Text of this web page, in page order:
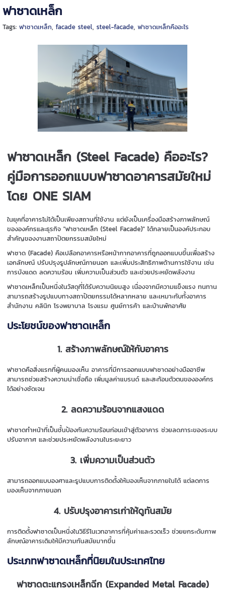
ฟาซาดเหล็ก
Tags: ฟาซาดเหล็ก, facade steel, steel-facade, ฟาซาดเหล็กคืออะไร
ฟาซาดเหล็ก (Steel Facade) คืออะไร?
คู่มือการออกแบบฟาซาดอาคารสมัยใหม่
โดย ONE SIAM
ในยุคที่อาคารไม่ได้เป็นเพียงสถานที่ใช้งาน แต่ยังเป็นเครื่องมือสร้างภาพลักษณ์
ขององค์กรและธุรกิจ "ฟาซาดเหล็ก (Steel Facade)" ได้กลายเป็นองค์ประกอบ
สำคัญของงานสถาปัตยกรรมสมัยใหม่
ฟาซาด (Facade) คือเปลือกอาคารหรือหน้ากากอาคารที่ถูกออกแบบขึ้นเพื่อสร้าง
เอกลักษณ์ ปรับปรุงรูปลักษณ์ภายนอก และเพิ่มประสิทธิภาพด้านการใช้งาน เช่น
การบังแดด ลดความร้อน เพิ่มความเป็นส่วนตัว และช่วยประหยัดพลังงาน
ฟาซาดเหล็กเป็นหนึ่งในวัสดุที่ได้รับความนิยมสูง เนื่องจากมีความแข็งแรง ทนทาน
สามารถสร้างรูปแบบทางสถาปัตยกรรมได้หลากหลาย และเหมาะกับทั้งอาคาร
สำนักงาน คลินิก โรงพยาบาล โรงแรม ศูนย์การค้า และบ้านพักอาศัย
ประโยชน์ของฟาซาดเหล็ก
1. สร้างภาพลักษณ์ให้กับอาคาร
ฟาซาดคือสิ่งแรกที่ผู้คนมองเห็น อาคารที่มีการออกแบบฟาซาดอย่างมืออาชีพ
สามารถช่วยสร้างความน่าเชื่อถือ เพิ่มมูลค่าแบรนด์ และสะท้อนตัวตนขององค์กร
ได้อย่างชัดเจน
2. ลดความร้อนจากแสงแดด
ฟาซาดทำหน้าที่เป็นชั้นป้องกันความร้อนก่อนเข้าสู่ตัวอาคาร ช่วยลดภาระของระบบ
ปรับอากาศ และช่วยประหยัดพลังงานในระยะยาว
3. เพิ่มความเป็นส่วนตัว
สามารถออกแบบองศาและรูปแบบการติดตั้งให้มองเห็นจากภายในได้ แต่ลดการ
มองเห็นจากภายนอก
4. ปรับปรุงอาคารเก่าให้ดูทันสมัย
การติดตั้งฟาซาดเป็นหนึ่งในวิธีรีโนเวทอาคารที่คุ้มค่าและรวดเร็ว ช่วยยกระดับภาพ
ลักษณ์อาคารเดิมให้มีความทันสมัยมากขึ้น
ประเภทฟาซาดเหล็กที่นิยมในประเทศไทย
ฟาซาดตะแกรงเหล็กฉีก (Expanded Metal Facade)